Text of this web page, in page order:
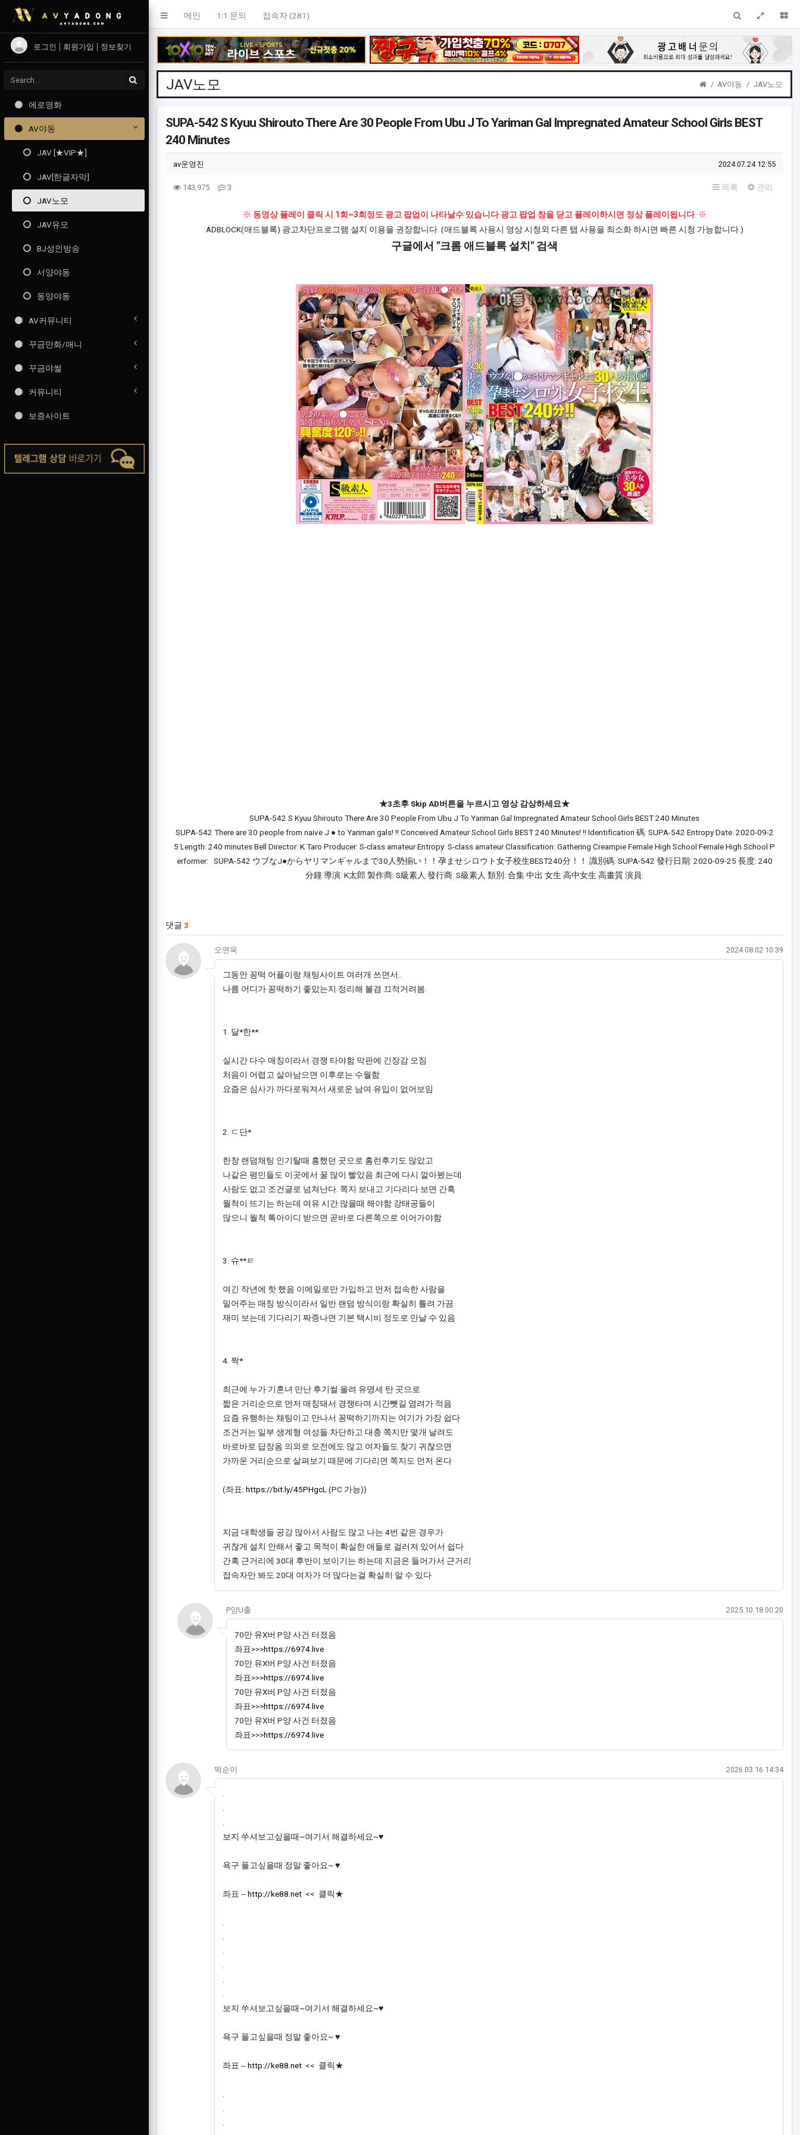
메인 1:1 문의 접속자 (281) 전체창더
로그인 회원가입 정보찾기
에로영화
AV야동
JAV [★VIP★]
JAV[한글자막]
JAV노모
JAV유모
BJ성인방송
서양야동
동양야동
AV커뮤니티
꾸금만화/애니
꾸금야썰
커뮤니티
보증사이트
JAV노모 HomeAV야동 JAV노모
SUPA-542 S Kyuu Shirouto There Are 30 People From Ubu J To Yariman Gal Impregnated Amateur School Girls BEST
240 Minutes
작성자 정보
av운영진 작성일
2024.07.24 12:55
컨텐츠 정보
143,975조회3댓글 목록 관리
※ 동영상 플레이 클릭 시 1회~3회정도 광고 팝업이 나타날수 있습니다 광고 팝업 창을 닫고 플레이하시면 정상 플레이됩니다. ※
ADBLOCK(애드블록) 광고차단프로그램 설치 이용을 권장합니다. (애드블록 사용시 영상 시청외 다른 탭 사용을 최소화 하시면 빠른 시청 가능합니다.)
구글에서 "크롬 애드블록 설치" 검색
★3초후 Skip AD버튼을 누르시고 영상 감상하세요★
SUPA-542 S Kyuu Shirouto There Are 30 People From Ubu J To Yariman Gal Impregnated Amateur School Girls BEST 240 Minutes
SUPA-542 There are 30 people from naive J ● to Yariman gals! !! Conceived Amateur School Girls BEST 240 Minutes! !! Identification 碼: SUPA-542 Entropy Date: 2020-09-2
5 Length: 240 minutes Bell Director: K Taro Producer: S-class amateur Entropy: S-class amateur Classification: Gathering Creampie Female High School Female High School P
erformer: SUPA-542 ウブなJ●からヤリマンギャルまで30人勢揃い！！孕ませシロウト女子校生BEST240分！！ 識別碼: SUPA-542 發行日期: 2020-09-25 長度: 240
分鐘 導演: K太郎 製作商: S級素人 發行商: S級素人 類別: 合集 中出 女生 高中女生 高畫質 演員:
댓글 3
오연욱님의 댓글
오연욱 작성일
2024.08.02 10:39
그동안 꽁떡 어플이랑 채팅사이트 여러개 쓰면서..
나름 어디가 꽁떡하기 좋았는지 정리해 볼겸 끄적거려봄.
1. 달*한**
실시간 다수 매칭이라서 경쟁 타야함 막판에 긴장감 오짐
처음이 어렵고 살아남으면 이후로는 수월함
요즘은 심사가 까다로워져서 새로운 남여 유입이 없어보임
2. ㄷ단*
한창 랜덤채팅 인기탈때 흥했던 곳으로 홈런후기도 많았고
나같은 평민들도 이곳에서 꿀 많이 빨았음 최근에 다시 깔아봤는데
사람도 없고 조건글로 넘쳐난다. 쪽지 보내고 기다리다 보면 간혹
월척이 뜨기는 하는데 여유 시간 많을때 해야함 강태공들이
많으니 월척 톡아이디 받으면 곧바로 다른쪽으로 이어가야함
3. 슈**ㅌ
여긴 작년에 핫 했음 이메일로만 가입하고 먼저 접속한 사람을
밀어주는 매칭 방식이라서 일반 랜덤 방식이랑 확실히 틀려 가끔
재미 보는데 기다리기 짜증나면 기본 택시비 정도로 만날 수 있음
4. 짝*
최근에 누가 기혼녀 만난 후기썰 올려 유명세 탄 곳으로
짧은 거리순으로 먼저 매칭돼서 경쟁타며 시간뺏길 염려가 적음
요즘 유행하는 채팅이고 만나서 꽁떡하기까지는 여기가 가장 쉽다
조건거는 일부 생계형 여성들 차단하고 대충 쪽지만 몇개 날려도
바로바로 답장옴 의외로 오전에도 많고 여자들도 찾기 귀찮으면
가까운 거리순으로 살펴보기 때문에 기다리면 쪽지도 먼저 온다
(좌표: https://bit.ly/45PHgcL(PC 가능))
지금 대학생들 공강 많아서 사람도 많고 나는 4번 같은 경우가
귀찮게 설치 안해서 좋고 목적이 확실한 애들로 걸러져 있어서 쉽다
간혹 근거리에 30대 후반이 보이기는 하는데 지금은 들어가서 근거리
접속자만 봐도 20대 여자가 더 많다는걸 확실히 알 수 있다
P양U출님의
P양U출 작성일
2025.10.18 00:20
70만 유X버 P양 사건 터졌음
좌표>>>https://6974.live
70만 유X버 P양 사건 터졌음
좌표>>>https://6974.live
70만 유X버 P양 사건 터졌음
좌표>>>https://6974.live
70만 유X버 P양 사건 터졌음
좌표>>>https://6974.live
떡순이님의 댓글
떡순이 작성일
2026.03.16 14:34
.
.
.
보지 쑤셔보고싶을때~여기서 해결하세요~♥
욕구 풀고싶을때 정말 좋아요~ ♥
좌표 --http://ke88.net << 클릭★
.
.
.
.
.
.
보지 쑤셔보고싶을때~여기서 해결하세요~♥
욕구 풀고싶을때 정말 좋아요~ ♥
좌표 --http://ke88.net << 클릭★
.
.
.